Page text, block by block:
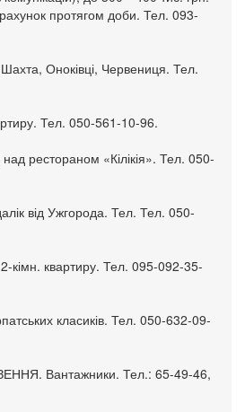
протягом доби. Тел. 093-
Оноківці, Червениця. Тел.
Тел. 050-561-10-96.
рестораном «Кілікія». Тел. 050-
від Ужгорода. Тел. Тел. 050-
кімн. квартиру. Тел. 095-092-35-
класиків. Тел. 050-632-09-
Вантажники. Тел.: 65-49-46,